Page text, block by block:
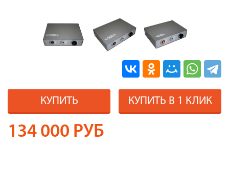
КУПИТЬ КУПИТЬ В 1 КЛИК
134 000 РУБ